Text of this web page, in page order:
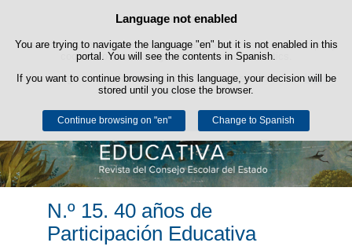
Cookie Policy
This website uses its own cookies to facilitate browsing and third-party
cookies to obtain usage and satisfaction statistics.
You can get more information in the "Cookies" section of ourlegal
notice.
Accept Reject
Language not enabled
You are trying to navigate the language "en" but it is not enabled in this
portal. You will see the contents in Spanish.
If you want to continue browsing in this language, your decision will be
stored until you close the browser.
Continue browsing on "en" Change to Spanish
Skip to content
N.º 15. 40 años de
Participación Educativa